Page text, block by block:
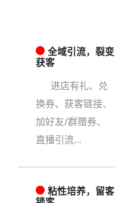
全域引流，裂变
获客
进店有礼、兑
换券、获客链接、
加好友/群赠券、
直播引流…
粘性培养，留客